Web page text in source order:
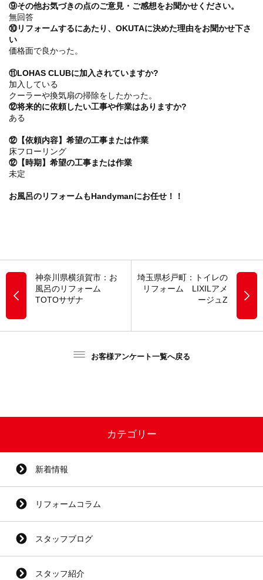
⑨その他お気づきの点のご意見・ご感想をお聞かせください。
無回答
⑩リフォームするにあたり、OKUTAに決めた理由をお聞かせ下さ
い
価格面で良かった。
⑪LOHAS CLUBに加入されていますか?
加入している
クーラーや換気扇の掃除をしたかった。
⑫将来的に依頼したい工事や作業はありますか?
ある
⑫【依頼内容】希望の工事または作業
床フローリング
⑫【時期】希望の工事または作業
未定
お風呂のリフォームもHandymanにお任せ！！
神奈川県横須賀市：お
風呂のリフォーム
TOTOサザナ
埼玉県杉戸町：トイレの
リフォーム LIXILアメ
ージュZ
お客様アンケート一覧へ戻る
カテゴリー
新着情報
リフォームコラム
スタッフブログ
スタッフ紹介